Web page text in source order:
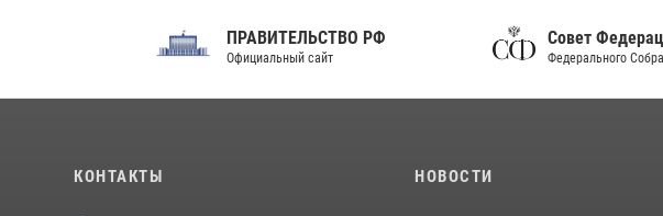
ПРАВИТЕЛЬСТВО РФ
Официальный сайт
Совет Федерации
Федерального Собрания РФ
КОНТАКТЫ НОВОСТИ